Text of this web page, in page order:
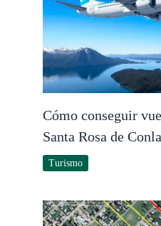
Cómo conseguir
Santa Rosa de
Turismo